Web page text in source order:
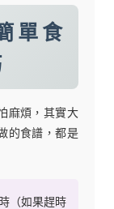
單食
麻煩，其實大
的食譜，都是
（如果趕時